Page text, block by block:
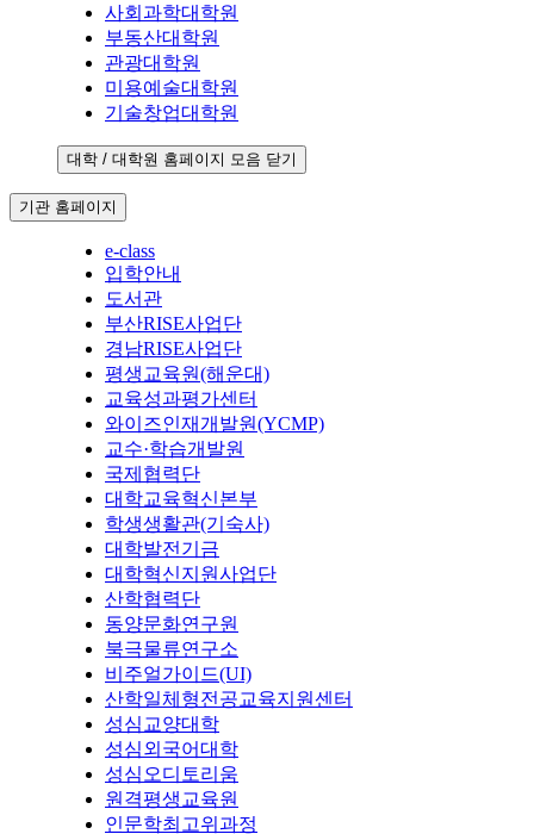
사회과학대학원
부동산대학원
관광대학원
미용예술대학원
기술창업대학원
대학 / 대학원 홈페이지 모음 닫기
기관 홈페이지
e-class
입학안내
도서관
부산RISE사업단
경남RISE사업단
평생교육원(해운대)
교육성과평가센터
와이즈인재개발원(YCMP)
교수·학습개발원
국제협력단
대학교육혁신본부
학생생활관(기숙사)
대학발전기금
대학혁신지원사업단
산학협력단
동양문화연구원
북극물류연구소
비주얼가이드(UI)
산학일체형전공교육지원센터
성심교양대학
성심외국어대학
성심오디토리움
원격평생교육원
인문학최고위과정